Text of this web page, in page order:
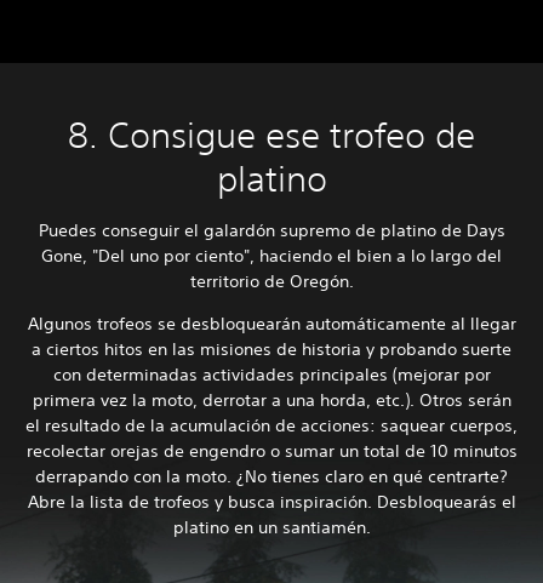
8. Consigue ese trofeo de
platino
Puedes conseguir el galardón supremo de platino de Days
Gone, "Del uno por ciento", haciendo el bien a lo largo del
territorio de Oregón.
Algunos trofeos se desbloquearán automáticamente al llegar
a ciertos hitos en las misiones de historia y probando suerte
con determinadas actividades principales (mejorar por
primera vez la moto, derrotar a una horda, etc.). Otros serán
el resultado de la acumulación de acciones: saquear cuerpos,
recolectar orejas de engendro o sumar un total de 10 minutos
derrapando con la moto. ¿No tienes claro en qué centrarte?
Abre la lista de trofeos y busca inspiración. Desbloquearás el
platino en un santiamén.